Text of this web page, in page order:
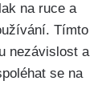
na ruce a
Tímto
nezávislost a
se na